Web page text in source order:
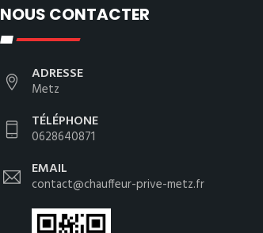
NOUS CONTACTER
ADRESSE
Metz
TÉLÉPHONE
0628640871
EMAIL
contact@chauffeur-prive-metz.fr